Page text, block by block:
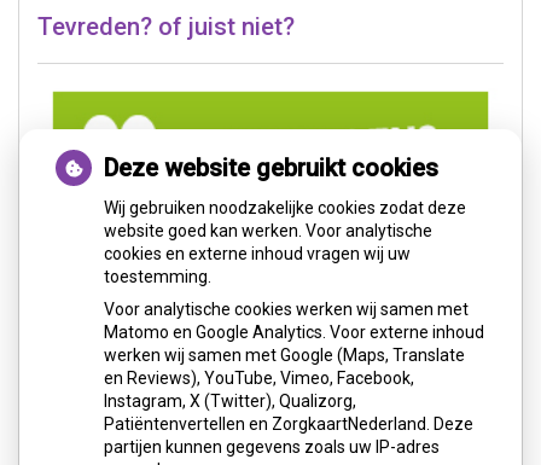
Tevreden? of juist niet?
Deze website gebruikt cookies
Wij gebruiken noodzakelijke cookies zodat deze
website goed kan werken. Voor analytische
cookies en externe inhoud vragen wij uw
toestemming.
Voor analytische cookies werken wij samen met
Matomo en Google Analytics. Voor externe inhoud
werken wij samen met Google (Maps, Translate
en Reviews), YouTube, Vimeo, Facebook,
Instagram, X (Twitter), Qualizorg,
Patiëntenvertellen en ZorgkaartNederland. Deze
partijen kunnen gegevens zoals uw IP-adres